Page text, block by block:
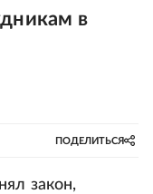
в
ПОДЕЛИТЬСЯ
закон,